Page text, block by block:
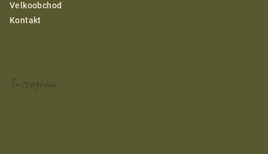
Velkoobchod
Kontakt
Instagram